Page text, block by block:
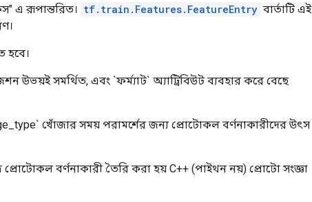
এ রূপান্তরিত। tf.train.Features.FeatureEntry বার্তাটি এই
হবে।
উভয়ই সমর্থিত, এবং `ফর্ম্যাট` অ্যাট্রিবিউট ব্যবহার করে বেছে
খোঁজার সময় পরামর্শের জন্য প্রোটোকল বর্ণনাকারীদের উৎস
প্রোটোকল বর্ণনাকারী তৈরি করা হয় C++ (পাইথন নয়) প্রোটো সংজ্ঞা